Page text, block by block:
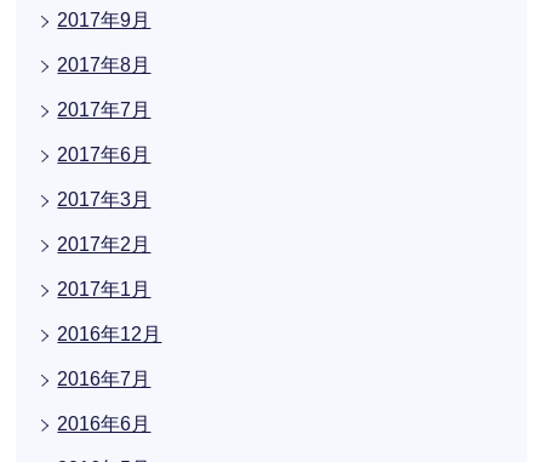
2017年9月
2017年8月
2017年7月
2017年6月
2017年3月
2017年2月
2017年1月
2016年12月
2016年7月
2016年6月